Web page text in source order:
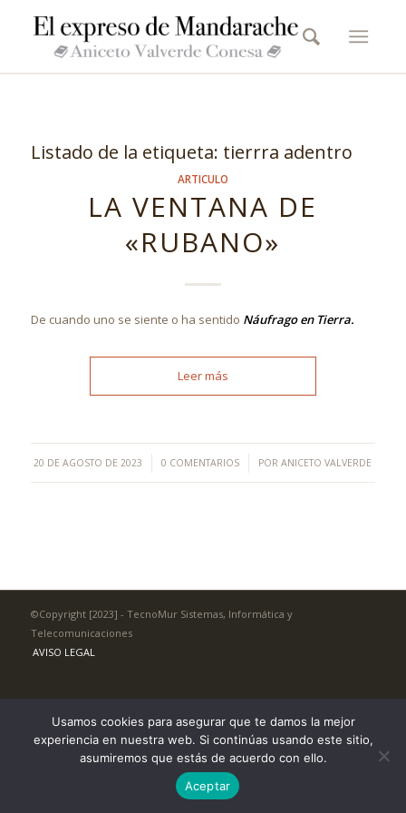
Listado de la etiqueta: tierrra adentro
ARTICULO
LA VENTANA DE
«RUBANO»
De cuando uno se siente o ha sentido Náufrago en Tierra.
Leer más
20 DE AGOSTO DE 2023
/ 0 COMENTARIOS
/ PORANICETO VALVERDE
©Copyright [2023] - TecnoMur Sistemas, Informática y
Telecomunicaciones
AVISO LEGAL
Usamos cookies para asegurar que te damos la mejor
experiencia en nuestra web. Si continúas usando este sitio,
asumiremos que estás de acuerdo con ello.
Aceptar